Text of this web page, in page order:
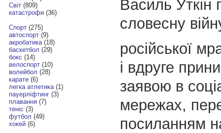
Світ(809)
катастрофи(36)
Спорт(275)
автоспорт(9)
акробатика(18)
баскетбол (29)
бокс (14)
велоспорт(10)
волейбол (28)
карате(6)
легка атлетика(1)
пауерліфтинг(3)
плавання(7)
теніс (3)
футбол (49)
хокей(6)
Василь Уткін
словесну
російської
і вдруге
заявою в
мережах,
посиланням